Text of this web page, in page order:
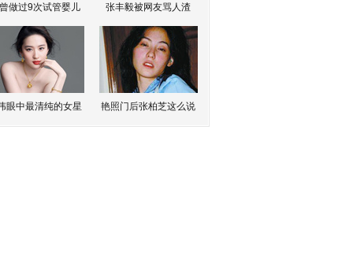
做过9次试管婴儿 张丰毅被网友骂人渣
眼中最清纯的女星 艳照门后张柏芝这么说